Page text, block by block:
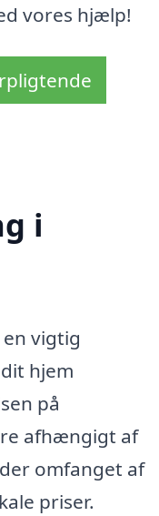
vores hjælp!
i
vigtig
hjem
på
afhængigt af
omfanget af
priser.